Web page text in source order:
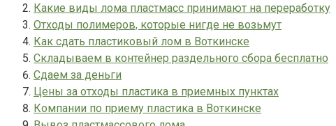
Какие виды лома пластмасс принимают на переработку
Отходы полимеров, которые нигде не возьмут
Как сдать пластиковый лом в Воткинске
Складываем в контейнер раздельного сбора бесплатно
Сдаем за деньги
Цены за отходы пластика в приемных пунктах
Компании по приему пластика в Воткинске